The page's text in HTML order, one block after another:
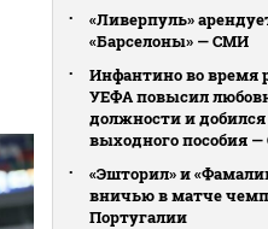
«Ливерпуль»
«Барселоны» — СМИ
Инфантино во время
УЕФА повысил
должности и
выходного пособия
«Эшторил» и
вничью в матче
Португалии